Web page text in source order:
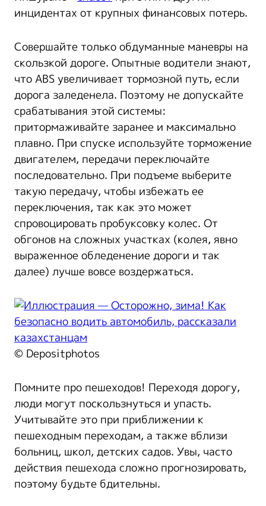
инцидентах от крупных финансовых потерь.
Совершайте только обдуманные маневры на
скользкой дороге. Опытные водители знают,
что ABS увеличивает тормозной путь, если
дорога заледенела. Поэтому не допускайте
срабатывания этой системы:
притормаживайте заранее и максимально
плавно. При спуске используйте торможение
двигателем, передачи переключайте
последовательно. При подъеме выберите
такую передачу, чтобы избежать ее
переключения, так как это может
спровоцировать пробуксовку колес. От
обгонов на сложных участках (колея, явно
выраженное обледенение дороги и так
далее) лучше вовсе воздержаться.
© Depositphotos
Помните про пешеходов! Переходя дорогу,
люди могут поскользнуться и упасть.
Учитывайте это при приближении к
пешеходным переходам, а также вблизи
больниц, школ, детских садов. Увы, часто
действия пешехода сложно прогнозировать,
поэтому будьте бдительны.